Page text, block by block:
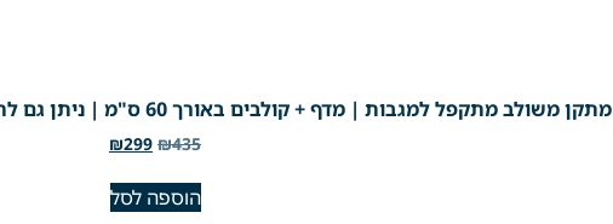
מתקן משולב מתקפל למגבות | מדף + קולבים באורך 60 ס"מ | ניתן גם להדבקה | זהב מוברש | מק"ט 201BG
₪435
₪299
הוספה לסל